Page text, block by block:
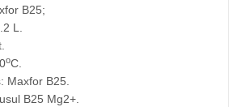
B25;
L.
oC.
Maxfor B25.
B25 Mg2+.